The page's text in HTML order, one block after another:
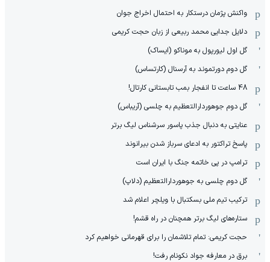
واکنش پژمان درستکار به احتمال اخراج جوان
دلایل جدایی محمد ربیعی از زبان حجت کریمی
گل اول لیورپول به موناکو (ایساک)
گل دوم دورتموند به آرسنال (کارتساس)
48 ساعت تا انفجار بمب تابستانی کارتال!
گل دوم جوهوردارالتعظیم به چلسی (آریباس)
عنایتی به دنبال جذب پاسور سرشناس لیگ برتر
پاسخ تراکتور به ادعای سرباز شدن بیرانوند
ترامپ در پی خاتمه جنگ با ایران است
گل دوم چلسی به جوهوردارالتعظیم (دلاپ)
ترکیب تیم ملی بسکتبال با ویلچر اعلام شد
ستاره‌های لیگ برتر همچنان در راه قشم!
حجت کریمی: تمام تلاشمان را برای قهرمانی خواهیم کرد
برق در معارفه جواد نکونام رفت!